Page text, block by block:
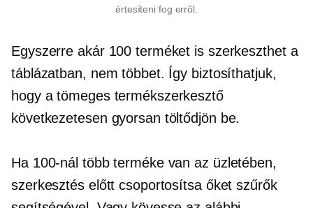
értesíteni fog erről.
Egyszerre akár 100 terméket is szerkeszthet a
táblázatban, nem többet. Így biztosíthatjuk,
hogy a tömeges termékszerkesztő
következetesen gyorsan töltődjön be.
Ha 100-nál több terméke van az üzletében,
szerkesztés előtt csoportosítsa őket szűrők